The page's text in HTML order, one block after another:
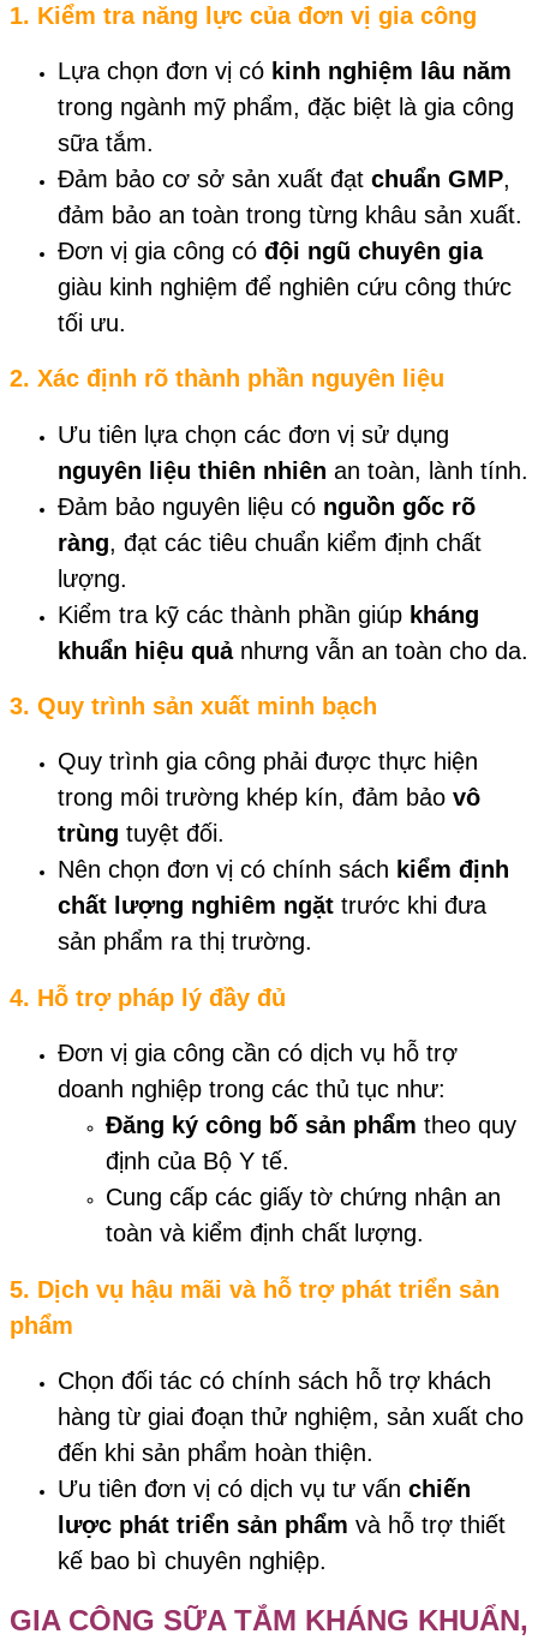
1. Kiểm tra năng lực của đơn vị gia công
Lựa chọn đơn vị có kinh nghiệm lâu năm
trong ngành mỹ phẩm, đặc biệt là gia công
sữa tắm.
Đảm bảo cơ sở sản xuất đạt chuẩn GMP,
đảm bảo an toàn trong từng khâu sản xuất.
Đơn vị gia công có đội ngũ chuyên gia
giàu kinh nghiệm để nghiên cứu công thức
tối ưu.
2. Xác định rõ thành phần nguyên liệu
Ưu tiên lựa chọn các đơn vị sử dụng
nguyên liệu thiên nhiên an toàn, lành tính.
Đảm bảo nguyên liệu có nguồn gốc rõ
ràng, đạt các tiêu chuẩn kiểm định chất
lượng.
Kiểm tra kỹ các thành phần giúp kháng
khuẩn hiệu quảnhưng vẫn an toàn cho da.
3. Quy trình sản xuất minh bạch
Quy trình gia công phải được thực hiện
trong môi trường khép kín, đảm bảo vô
trùng tuyệt đối.
Nên chọn đơn vị có chính sách kiểm định
chất lượng nghiêm ngặt trước khi đưa
sản phẩm ra thị trường.
4. Hỗ trợ pháp lý đầy đủ
Đơn vị gia công cần có dịch vụ hỗ trợ
doanh nghiệp trong các thủ tục như:
Đăng ký công bố sản phẩm theo quy
định của Bộ Y tế.
Cung cấp các giấy tờ chứng nhận an
toàn và kiểm định chất lượng.
5. Dịch vụ hậu mãi và hỗ trợ phát triển sản
phẩm
Chọn đối tác có chính sách hỗ trợ khách
hàng từ giai đoạn thử nghiệm, sản xuất cho
đến khi sản phẩm hoàn thiện.
Ưu tiên đơn vị có dịch vụ tư vấn chiến
lược phát triển sản phẩm và hỗ trợ thiết
kế bao bì chuyên nghiệp.
GIA CÔNG SỮA TẮM KHÁNG KHUẨN,